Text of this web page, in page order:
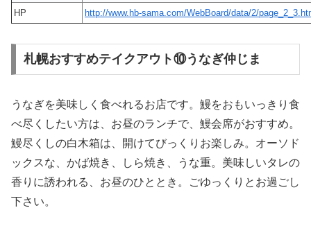
HP
http://www.hb-sama.com/WebBoard/data/2/
札幌おすすめテイクアウト⑩うなぎ仲じま
うなぎを美味しく食べれるお店です。鰻をおもいっきり食
べ尽くしたい方は、お昼のランチで、鰻会席がおすすめ。
鰻尽くしの白木箱は、開けてびっくりお楽しみ。オーソド
ックスな、かば焼き、しら焼き、うな重。美味しいタレの
香りに誘われる、お昼のひととき。ごゆっくりとお過ごし
下さい。